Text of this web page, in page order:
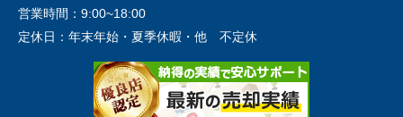
営業時間： 9:00~18:00
定休日： 年末年始・夏季休暇・他 不定休